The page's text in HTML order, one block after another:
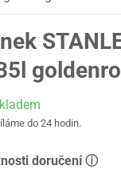
do 24 hodin.
doručení ⓘ